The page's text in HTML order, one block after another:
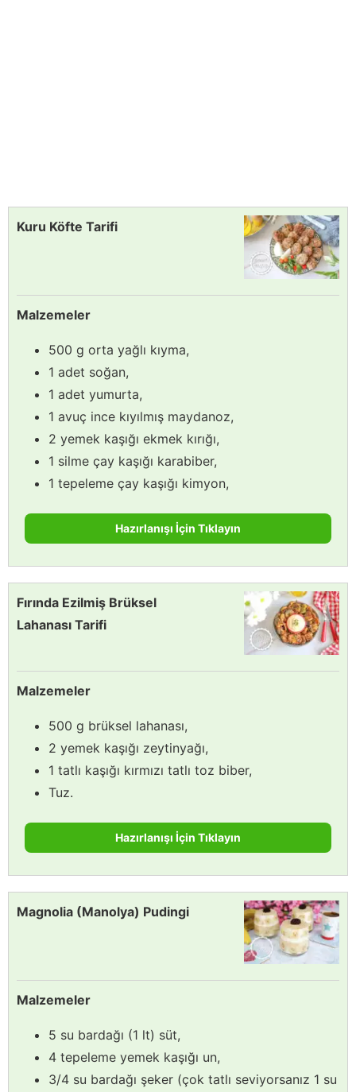
Kuru Köfte Tarifi
Malzemeler
500 g orta yağlı kıyma,
1 adet soğan,
1 adet yumurta,
1 avuç ince kıyılmış maydanoz,
2 yemek kaşığı ekmek kırığı,
1 silme çay kaşığı karabiber,
1 tepeleme çay kaşığı kimyon,
Hazırlanışı İçin Tıklayın
Fırında Ezilmiş Brüksel
Lahanası Tarifi
Malzemeler
500 g brüksel lahanası,
2 yemek kaşığı zeytinyağı,
1 tatlı kaşığı kırmızı tatlı toz biber,
Tuz.
Hazırlanışı İçin Tıklayın
Magnolia (Manolya) Pudingi
Malzemeler
5 su bardağı (1 lt) süt,
4 tepeleme yemek kaşığı un,
3/4 su bardağı şeker (çok tatlı seviyorsanız 1 su